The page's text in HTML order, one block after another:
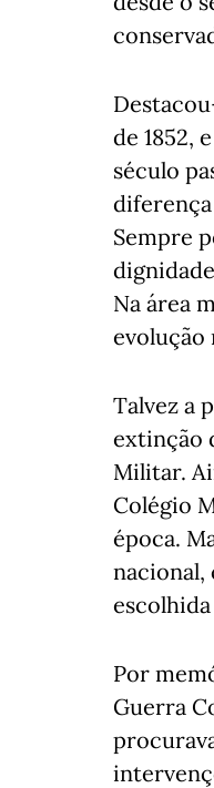
de 1852,
século
diferença
Sempre
Na área
evolução
Talvez a
extinção
Militar.
Colégio
época.
nacional,
escolhida
Por
Guerra